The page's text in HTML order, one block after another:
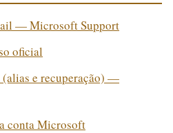
— Microsoft Support
oficial
e recuperação) —
conta Microsoft